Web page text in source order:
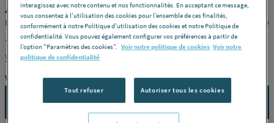
ATLANTIC 872100
Unité extérieure -m2 -Modèle :AOYG 12 KET.UE -Puiss.chaud.kw
: 4 -Puiss.froid.kw :3.4 -Références :872100
Voir la description complète
Vous avez un projet ?
CONTACTEZ-NOUS
interagissez avec notre contenu et nos fonctionnalités. En acceptant ce message,
vous consentez à l’utilisation des cookies pour l’ensemble de ces finalités,
conformément à notre Politique d'utilisation des cookies et notre Politique de
confidentialité. Vous pouvez également configurer vos préférences à partir de
l’option "Paramètres des cookies”. Voir notre politique de cookies Voir notre
politique de confidentialité
Tout refuser Autoriser tous les cookies